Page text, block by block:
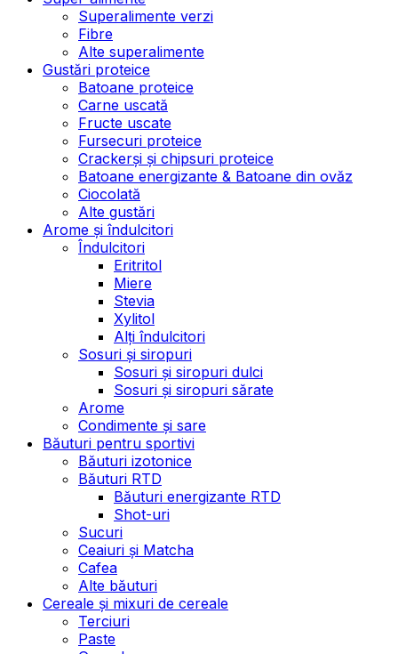
Superalimente verzi
Fibre
Alte superalimente
Gustări proteice
Batoane proteice
Carne uscată
Fructe uscate
Fursecuri proteice
Crackerși și chipsuri proteice
Batoane energizante & Batoane din ovăz
Ciocolată
Alte gustări
Arome și îndulcitori
Îndulcitori
Eritritol
Miere
Stevia
Xylitol
Alți îndulcitori
Sosuri și siropuri
Sosuri și siropuri dulci
Sosuri și siropuri sărate
Arome
Condimente și sare
Băuturi pentru sportivi
Băuturi izotonice
Băuturi RTD
Băuturi energizante RTD
Shot-uri
Sucuri
Ceaiuri și Matcha
Cafea
Alte băuturi
Cereale și mixuri de cereale
Terciuri
Paste